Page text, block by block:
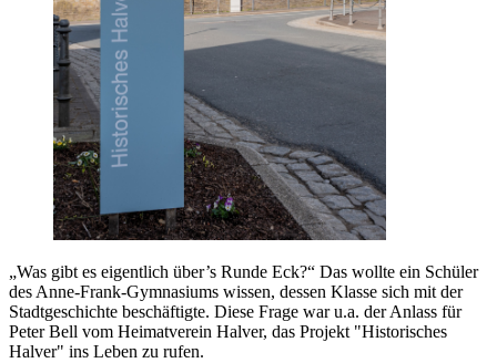
„Was gibt es eigentlich über’s Runde Eck?“ Das wollte ein Schüler
des Anne-Frank-Gymnasiums wissen, dessen Klasse sich mit der
Stadtgeschichte beschäftigte. Diese Frage war u.a. der Anlass für
Peter Bell vom Heimatverein Halver, das Projekt "Historisches
Halver" ins Leben zu rufen.